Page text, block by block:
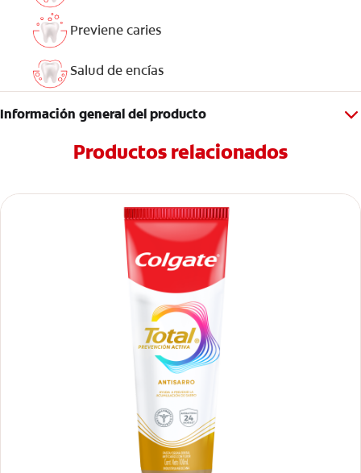
Previene caries
Salud de encías
Información general del producto
Productos relacionados